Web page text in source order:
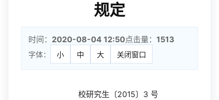
规定
时间： 2020-08-04 12:50点击量： 1513
字体： 小 中 大 关闭窗口
校研究生〔2015〕 3 号